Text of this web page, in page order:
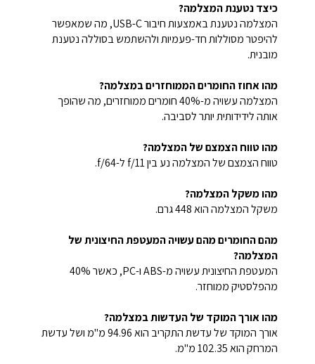
כיצד נטענת המצלמה?
המצלמה נטענת באמצעות חיבור USB-C, מה שמאפשר
להיפטר מסוללות חד-פעמיות ולהשתמש בסוללה נטענת
מובנית.
מהו אחוז החומרים הממוחזרים במצלמה?
המצלמה עשויה מ-40% חומרים ממוחזרים, מה שהופך
אותה לידידותית יותר לסביבה.
מהו טווח הצמצם של המצלמה?
טווח הצמצם של המצלמה נע בין f/11 ל-f/64.
מהו משקל המצלמה?
משקל המצלמה הוא 448 גרם.
מהם החומרים מהם עשויה המעטפת החיצונית של
המצלמה?
המעטפת החיצונית עשויה מ-ABS ו-PC, כאשר 40%
מהפלסטיק ממוחזר.
מהו אורך המוקד של העדשות במצלמה?
אורך המוקד של עדשת התקריב הוא 94.96 מ"מ ושל עדשת
המרחק הוא 102.35 מ"מ.